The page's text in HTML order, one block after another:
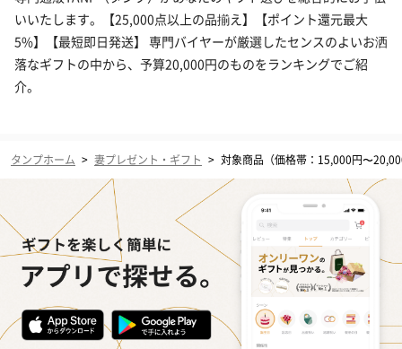
いいたします。【25,000点以上の品揃え】【ポイント還元最大
5%】【最短即日発送】 専門バイヤーが厳選したセンスのよいお洒
落なギフトの中から、予算20,000円のものをランキングでご紹
介。
タンプホーム > 妻プレゼント・ギフト > 対象商品（価格帯：15,000円〜